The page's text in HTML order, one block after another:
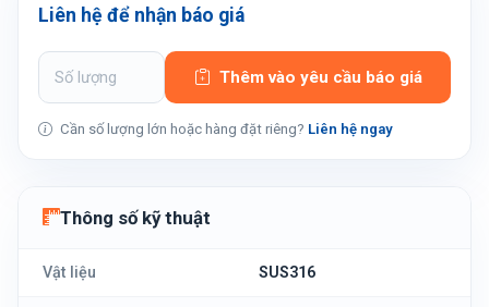
Liên hệ để nhận báo giá
Thêm vào yêu cầu báo giá
Cần số lượng lớn hoặc hàng đặt riêng? Liên hệ ngay
Thông số kỹ thuật
Vật liệu SUS316